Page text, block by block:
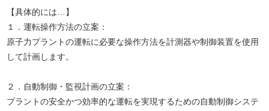
【具体的には…】
１．運転操作方法の立案：
原子力プラントの運転に必要な操作方法を計測器や制御装置を使用
して計画します。
２．自動制御・監視計画の立案：
プラントの安全かつ効率的な運転を実現するための自動制御システ